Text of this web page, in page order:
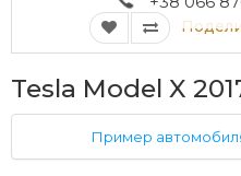
Tesla Model X
Пример